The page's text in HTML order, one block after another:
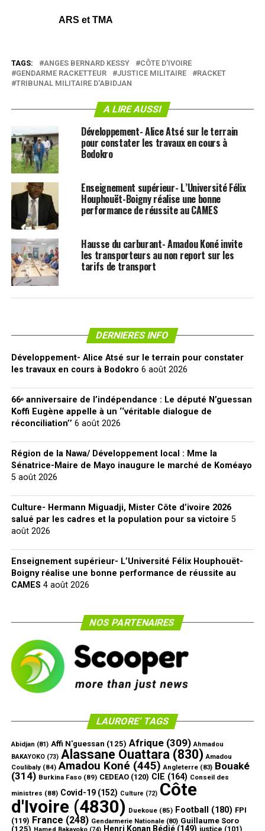
ARS et TMA
TAGS: ANGES BERNARD KESSY
CÔTE D'IVOIRE
GENDARME RACKETTEUR
JUSTICE MILITAIRE
RACKET
TRIBUNAL MILITAIRE D'ABIDJAN
A LIRE AUSSI
Développement- Alice Atsé sur le terrain
pour constater les travaux en cours à
Bodokro
Enseignement supérieur- L’Université Félix
Houphouët-Boigny réalise une bonne
performance de réussite au CAMES
Hausse du carburant- Amadou Koné invite
les transporteurs au non report sur les
tarifs de transport
DERNIERES INFO
Développement- Alice Atsé sur le terrain pour constater
les travaux en cours à Bodokro 6 août 2026
66ᵉ anniversaire de l’indépendance : Le député N’guessan
Koffi Eugène appelle à un ‘‘véritable dialogue de
réconciliation’’ 6 août 2026
Région de la Nawa/ Développement local : Mme la
Sénatrice-Maire de Mayo inaugure le marché de Koméayo
5 août 2026
Culture- Hermann Miguadji, Mister Côte d’ivoire 2026
salué par les cadres et la population pour sa victoire 5
août 2026
Enseignement supérieur- L’Université Félix Houphouët-
Boigny réalise une bonne performance de réussite au
CAMES 4 août 2026
NOS PARTENAIRES
LAURORE’ TAGS
Abidjan (81) Affi N'guessan (125) Afrique(309) Ahmadou
BAKAYOKO(73) Alassane Ouattara(830) Amadou
Coulibaly(84) Amadou Koné (445) Angleterre(83) Bouaké
(314) Burkina Faso(89) CEDEAO(120) CIE (164) Conseil des
ministres (88) Covid-19(152) Culture (72) Côte
d'Ivoire(4830) Duekoue(85) Football (180) FPI
(119) France (248) Gendarmerie Nationale(80) Guillaume Soro
(125)
Henri Konan Bédié(149) justice (101)